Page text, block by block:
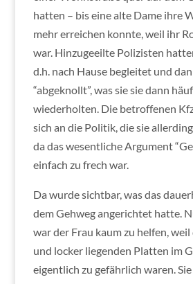
hatten – bis eine alte Dame ihre
mehr erreichen konnte, weil ihr
war. Hinzugeeilte Polizisten
d.h. nach Hause begleitet und
“abgeknollt”, was sie sie dann
wiederholten. Die betroffenen
sich an die Politik, die sie
da das wesentliche Argument
einfach zu frech war.
Da wurde sichtbar, was das
dem Gehweg angerichtet hatte.
war der Frau kaum zu helfen,
und locker liegenden Platten im
eigentlich zu gefährlich waren.